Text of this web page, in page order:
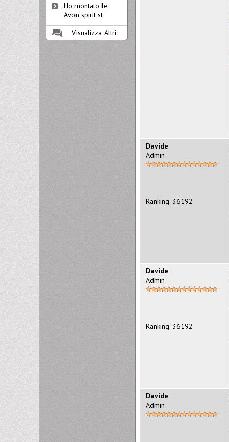
Davide
Admin
Ranking: 36192
Davide
Admin
Ranking: 36192
Davide
Admin
Ho montato le
Avon spirit st
Visualizza Altri